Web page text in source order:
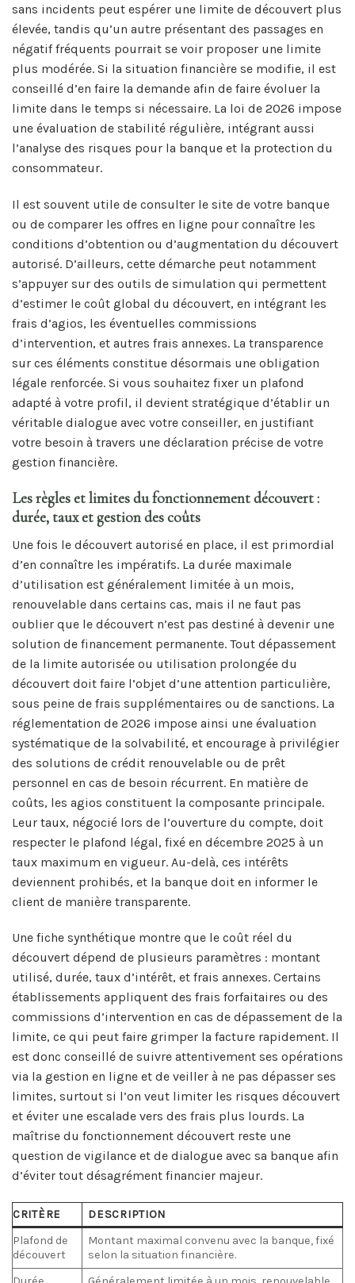
sans incidents peut espérer une limite de découvert plus
élevée, tandis qu’un autre présentant des passages en
négatif fréquents pourrait se voir proposer une limite
plus modérée. Si la situation financière se modifie, il est
conseillé d’en faire la demande afin de faire évoluer la
limite dans le temps si nécessaire. La loi de 2026 impose
une évaluation de stabilité régulière, intégrant aussi
l’analyse des risques pour la banque et la protection du
consommateur.
Il est souvent utile de consulter le site de votre banque
ou de comparer les offres en ligne pour connaître les
conditions d’obtention ou d’augmentation du découvert
autorisé. D’ailleurs, cette démarche peut notamment
s’appuyer sur des outils de simulation qui permettent
d’estimer le coût global du découvert, en intégrant les
frais d’agios, les éventuelles commissions
d’intervention, et autres frais annexes. La transparence
sur ces éléments constitue désormais une obligation
légale renforcée. Si vous souhaitez fixer un plafond
adapté à votre profil, il devient stratégique d’établir un
véritable dialogue avec votre conseiller, en justifiant
votre besoin à travers une déclaration précise de votre
gestion financière.
Les règles et limites du fonctionnement découvert :
durée, taux et gestion des coûts
Une fois le découvert autorisé en place, il est primordial
d’en connaître les impératifs. La durée maximale
d’utilisation est généralement limitée à un mois,
renouvelable dans certains cas, mais il ne faut pas
oublier que le découvert n’est pas destiné à devenir une
solution de financement permanente. Tout dépassement
de la limite autorisée ou utilisation prolongée du
découvert doit faire l’objet d’une attention particulière,
sous peine de frais supplémentaires ou de sanctions. La
réglementation de 2026 impose ainsi une évaluation
systématique de la solvabilité, et encourage à privilégier
des solutions de crédit renouvelable ou de prêt
personnel en cas de besoin récurrent. En matière de
coûts, les agios constituent la composante principale.
Leur taux, négocié lors de l’ouverture du compte, doit
respecter le plafond légal, fixé en décembre 2025 à un
taux maximum en vigueur. Au-delà, ces intérêts
deviennent prohibés, et la banque doit en informer le
client de manière transparente.
Une fiche synthétique montre que le coût réel du
découvert dépend de plusieurs paramètres : montant
utilisé, durée, taux d’intérêt, et frais annexes. Certains
établissements appliquent des frais forfaitaires ou des
commissions d’intervention en cas de dépassement de la
limite, ce qui peut faire grimper la facture rapidement. Il
est donc conseillé de suivre attentivement ses opérations
via la gestion en ligne et de veiller à ne pas dépasser ses
limites, surtout si l’on veut limiter les risques découvert
et éviter une escalade vers des frais plus lourds. La
maîtrise du fonctionnement découvert reste une
question de vigilance et de dialogue avec sa banque afin
d’éviter tout désagrément financier majeur.
CRITÈRE
DESCRIPTION
Plafond de
découvert
Montant maximal convenu avec la banque, fixé
selon la situation financière.